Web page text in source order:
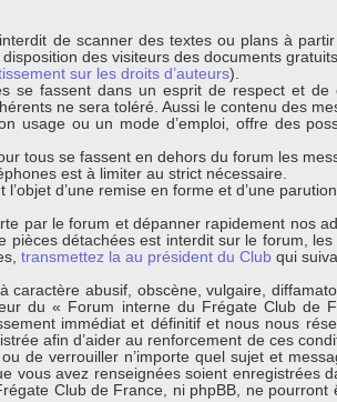
de scanner des textes ou plans à
des visiteurs des documents
sur les droits d’auteurs).
se fassent dans un esprit de respect et
ne sera toléré. Aussi le contenu des
usage ou un mode d’emploi, offre des
tous se fassent en dehors du forum les
est à limiter au strict nécessaire.
d’une remise en forme et d’une
par le forum et dépanner rapidement nos
pièces détachées est interdit sur le forum,
transmettez la au président du Club qui
caractère abusif, obscène, vulgaire,
du « Forum interne du Frégate Club de
immédiat et définitif et nous nous
afin d’aider au renforcement de ces
de verrouiller n’importe quel sujet et
vous avez renseignées soient
Club de France, ni phpBB, ne